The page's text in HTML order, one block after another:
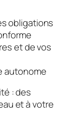
obligations
et de vos
autonome
: des
et à votre